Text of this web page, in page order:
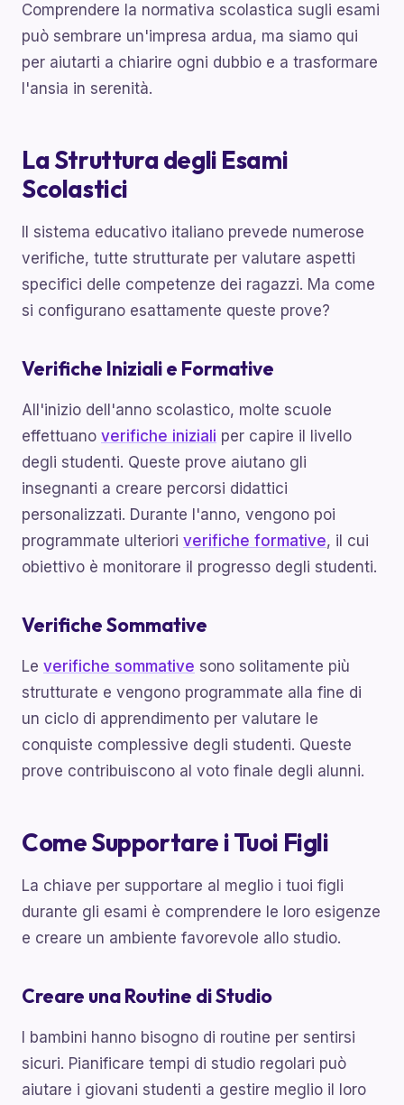
Comprendere la normativa scolastica sugli esami
può sembrare un'impresa ardua, ma siamo qui
per aiutarti a chiarire ogni dubbio e a trasformare
l'ansia in serenità.
La Struttura degli Esami
Scolastici
Il sistema educativo italiano prevede numerose
verifiche, tutte strutturate per valutare aspetti
specifici delle competenze dei ragazzi. Ma come
si configurano esattamente queste prove?
Verifiche Iniziali e Formative
All'inizio dell'anno scolastico, molte scuole
effettuano verifiche iniziali per capire il livello
degli studenti. Queste prove aiutano gli
insegnanti a creare percorsi didattici
personalizzati. Durante l'anno, vengono poi
programmate ulteriori verifiche formative, il cui
obiettivo è monitorare il progresso degli studenti.
Verifiche Sommative
Le verifiche sommative sono solitamente più
strutturate e vengono programmate alla fine di
un ciclo di apprendimento per valutare le
conquiste complessive degli studenti. Queste
prove contribuiscono al voto finale degli alunni.
Come Supportare i Tuoi Figli
La chiave per supportare al meglio i tuoi figli
durante gli esami è comprendere le loro esigenze
e creare un ambiente favorevole allo studio.
Creare una Routine di Studio
I bambini hanno bisogno di routine per sentirsi
sicuri. Pianificare tempi di studio regolari può
aiutare i giovani studenti a gestire meglio il loro